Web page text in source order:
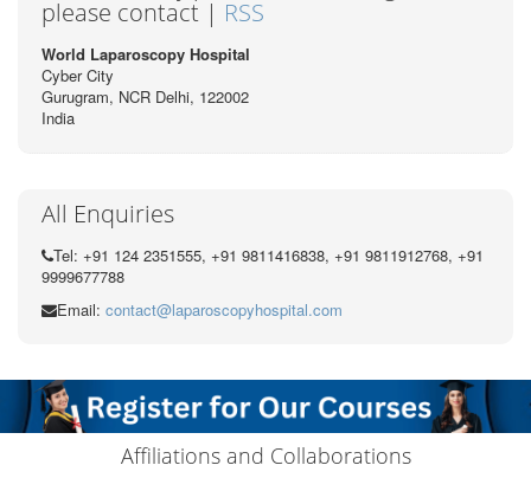
please contact | RSS
World Laparoscopy Hospital
Cyber City
Gurugram, NCR Delhi, 122002
India
All Enquiries
Tel: +91 124 2351555, +91 9811416838, +91 9811912768, +91
9999677788
Email: contact@laparoscopyhospital.com
Affiliations and Collaborations